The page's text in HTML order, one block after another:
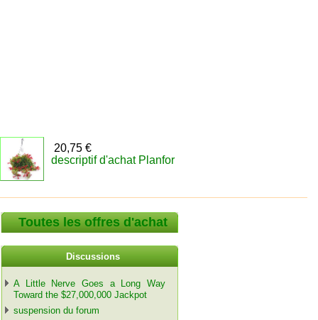
20,75 €
descriptif d'achat Planfor
Toutes les offres d'achat
Discussions
A Little Nerve Goes a Long Way
Toward the $27,000,000 Jackpot
suspension du forum